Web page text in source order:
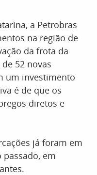
a Petrobras
na região de
da frota da
52 novas
um investimento
é de que os
diretos e
já foram em
passado, em